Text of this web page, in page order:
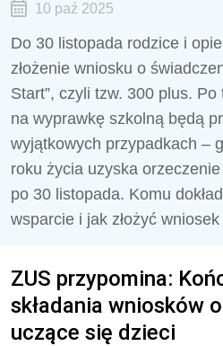
10 paź 2025
Do 30 listopada rodzice i
złożenie wniosku o
Start”, czyli tzw. 300 plus.
na wyprawkę szkolną będą
wyjątkowych przypadkach –
roku życia uzyska
po 30 listopada. Komu
wsparcie i jak złożyć
ZUS przypomina:
składania wniosków
uczące się dzieci